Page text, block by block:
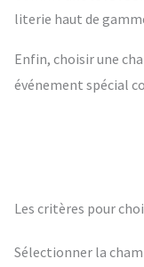
literie haut de
Enfin, choisir une
événement spécial
Les critères pour
Sélectionner la